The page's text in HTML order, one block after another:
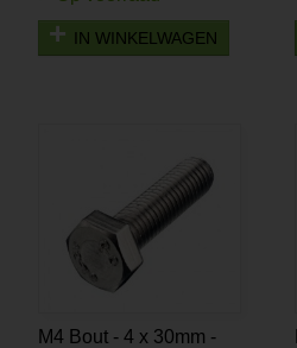
IN WINKELWAGEN
M4 Bout - 4 x 30mm -